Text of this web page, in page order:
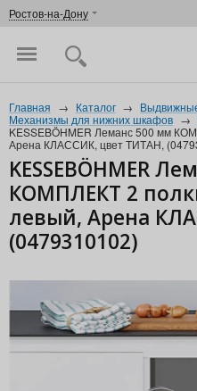
Ростов-на-Дону
Главная → Каталог →
Механизмы для нижних шкафов →
KESSEBÖHMER Леманс 500 мм
Арена КЛАССИК, цвет ТИТАН,
KESSEBÖHMER
КОМПЛЕКТ 2
левый, Арена
(0479310102)